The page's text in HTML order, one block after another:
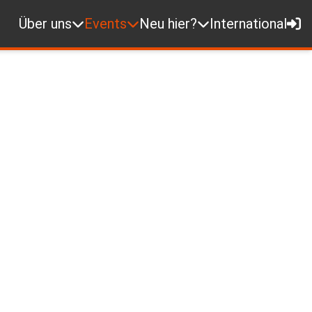
Über uns Events Neu hier? International